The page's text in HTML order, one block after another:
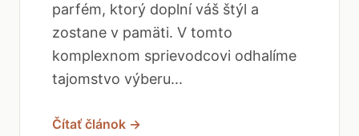
parfém, ktorý doplní váš štýl a
zostane v pamäti. V tomto
komplexnom sprievodcovi odhalíme
tajomstvo výberu...
Čítať článok →